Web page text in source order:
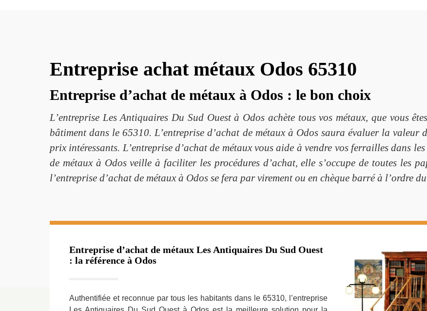
Entreprise achat métaux Odos 65310
Entreprise d’achat de métaux à Odos : le bon choix
L’entreprise Les Antiquaires Du Sud Ouest à Odos achète tous vos métaux, que vous
bâtiment dans le 65310. L’entreprise d’achat de métaux à Odos saura évaluer la valeur
prix intéressants. L’entreprise d’achat de métaux vous aide à vendre vos ferrailles dans
de métaux à Odos veille à faciliter les procédures d’achat, elle s’occupe de toutes les
l’entreprise d’achat de métaux à Odos se fera par virement ou en chèque barré à l’ordre
Entreprise d’achat de métaux Les Antiquaires Du Sud Ouest
: la référence à Odos
Authentifiée et reconnue par tous les habitants dans le 65310, l’entreprise